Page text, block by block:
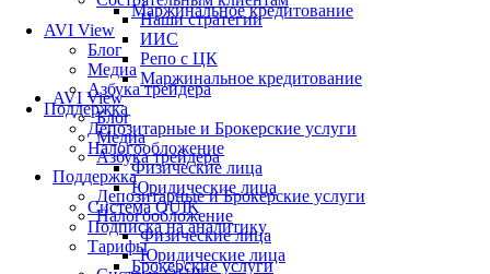
Маржинальное кредитование
AVI View
Блог
Медиа
Азбука трейдера
Поддержка
Депозитарные и Брокерские услуги
Налогообложение
Физические лица
Юридические лица
Система QUIK
Подписка на аналитику
Тарифы
Брокерские услуги
Наши стратегии
ИИС
Репо с ЦК
Маржинальное кредитование
AVI View
Блог
Медиа
Азбука трейдера
Поддержка
Депозитарные и Брокерские услуги
Налогообложение
Физические лица
Юридические лица